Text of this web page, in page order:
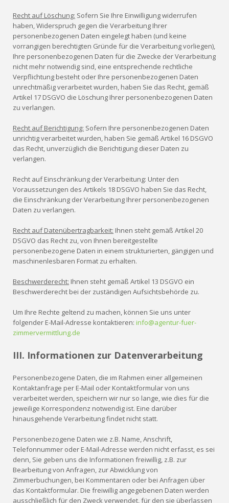
Recht auf Löschung: Sofern Sie Ihre Einwilligung widerrufen
haben, Widerspruch gegen die Verarbeitung Ihrer
personenbezogenen Daten eingelegt haben (und keine
vorrangigen berechtigten Gründe für die Verarbeitung vorliegen),
Ihre personenbezogenen Daten für die Zwecke der Verarbeitung
nicht mehr notwendig sind, eine entsprechende rechtliche
Verpflichtung besteht oder Ihre personenbezogenen Daten
unrechtmäßig verarbeitet wurden, haben Sie das Recht, gemäß
Artikel 17 DSGVO die Löschung Ihrer personenbezogenen Daten
zu verlangen.
Recht auf Berichtigung: Sofern Ihre personenbezogenen Daten
unrichtig verarbeitet wurden, haben Sie gemäß Artikel 16 DSGVO
das Recht, unverzüglich die Berichtigung dieser Daten zu
verlangen.
Recht auf Einschränkung der Verarbeitung: Unter den
Voraussetzungen des Artikels 18 DSGVO haben Sie das Recht,
die Einschränkung der Verarbeitung Ihrer personenbezogenen
Daten zu verlangen.
Recht auf Datenübertragbarkeit: Ihnen steht gemäß Artikel 20
DSGVO das Recht zu, von Ihnen bereitgestellte
personenbezogene Daten in einem strukturierten, gängigen und
maschinenlesbaren Format zu erhalten.
Beschwerderecht: Ihnen steht gemäß Artikel 13 DSGVO ein
Beschwerderecht bei der zuständigen Aufsichtsbehörde zu.
Um Ihre Rechte geltend zu machen, können Sie uns unter
folgender E-Mail-Adresse kontaktieren:info@agentur-fuer-
zimmervermittlung.de
III. Informationen zur Datenverarbeitung
Personenbezogene Daten, die im Rahmen einer allgemeinen
Kontaktanfrage per E-Mail oder Kontaktformular von uns
verarbeitet werden, speichern wir nur so lange, wie dies für die
jeweilige Korrespondenz notwendig ist. Eine darüber
hinausgehende Verarbeitung findet nicht statt.
Personenbezogene Daten wie z.B. Name, Anschrift,
Telefonnummer oder E-Mail-Adresse werden nicht erfasst, es sei
denn, Sie geben uns die Informationen freiwillig, z.B. zur
Bearbeitung von Anfragen, zur Abwicklung von
Zimmerbuchungen, bei Kommentaren oder bei Anfragen über
das Kontaktformular. Die freiwillig angegebenen Daten werden
ausschließlich für den Zweck verwendet, für den sie überlassen